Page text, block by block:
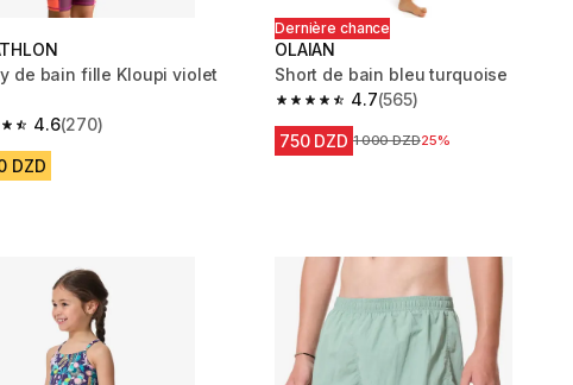
de bain fille Kloupi violet
4.6
of 5 stars from 270 reviews
(270)
DZD
Dernière chance
OLAIAN
Short de bain bleu turquoise
4.7
4.7 out of 5 stars from 565 reviews
(565)
750 DZD Prix avant la réduction
1 000 DZD25%